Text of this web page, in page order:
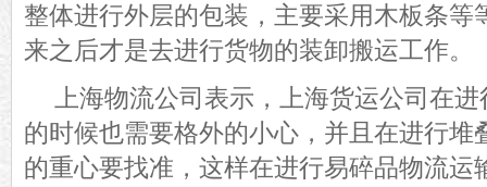
整体进行外层的包装，主要采用木板条等
来之后才是去进行货物的装卸搬运工作。
上海物流公司表示，上海货运公司在
的时候也需要格外的小心，并且在进行堆
的重心要找准，这样在进行易碎品物流运